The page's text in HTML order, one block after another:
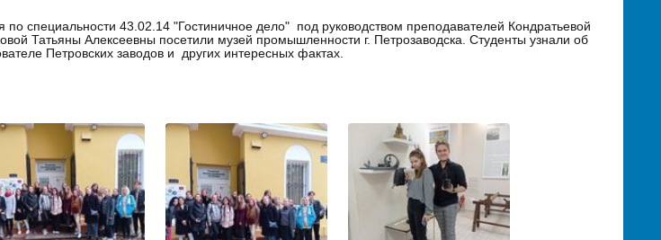
специальности 43.02.14 "Гостиничное дело" под руководством преподавателей Кондратьевой
Татьяны Алексеевны посетили музей промышленности г. Петрозаводска. Студенты узнали об
Петровских заводов и других интересных фактах.